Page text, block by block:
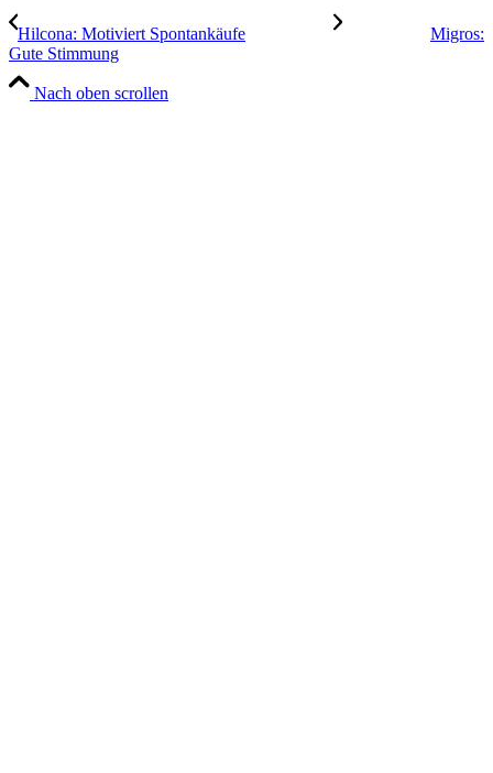
Hilcona: Motiviert Spontankäufe
Migros:
Gute Stimmung
Nach oben scrollen